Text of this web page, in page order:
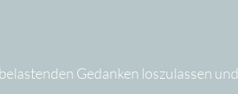
Gedanken loszulassen und